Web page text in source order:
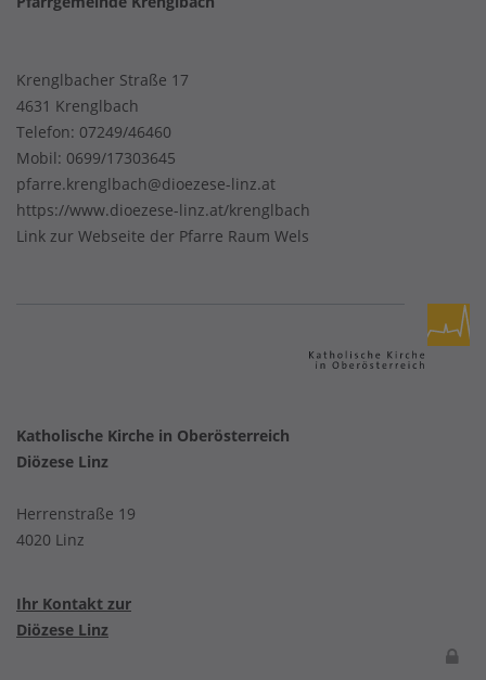
Krenglbacher Straße 17
4631 Krenglbach
Telefon: 07249/46460
Mobil: 0699/17303645
pfarre.krenglbach@dioezese-linz.at
https://www.dioezese-linz.at/krenglbach
Link zur Webseite der Pfarre Raum Wels
Katholische Kirche in Oberösterreich
Diözese Linz
Herrenstraße 19
4020 Linz
Ihr Kontakt zur
Diözese Linz